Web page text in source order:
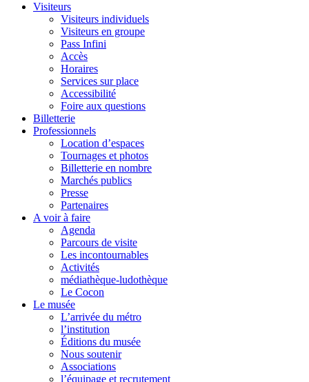
Visiteurs
Visiteurs individuels
Visiteurs en groupe
Pass Infini
Accès
Horaires
Services sur place
Accessibilité
Foire aux questions
Billetterie
Professionnels
Location d’espaces
Tournages et photos
Billetterie en nombre
Marchés publics
Presse
Partenaires
A voir à faire
Agenda
Parcours de visite
Les incontournables
Activités
médiathèque-ludothèque
Le Cocon
Le musée
L’arrivée du métro
l’institution
Éditions du musée
Nous soutenir
Associations
l’équipage et recrutement